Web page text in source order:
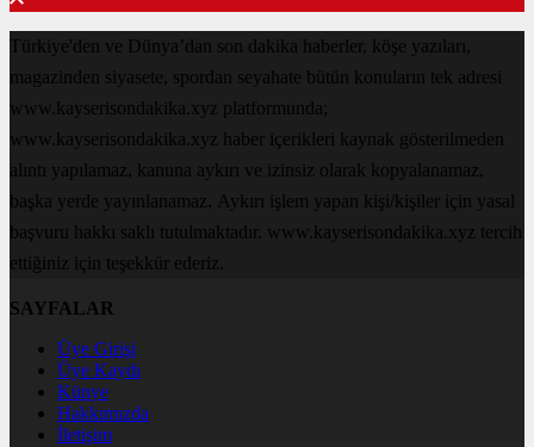
Türkiye'den ve Dünya’dan son dakika haberler, köşe yazıları,
magazinden siyasete, spordan seyahate bütün konuların tek adresi
www.kayserisondakika.xyz platformunda;
www.kayserisondakika.xyz haber içerikleri kaynak gösterilmeden
alıntı yapılamaz, kanuna aykırı ve izinsiz olarak kopyalanamaz,
başka yerde yayınlanamaz. Aykırı işlem yapan kişi/kişiler için yasal
başvuru hakkı saklı tutulmaktadır. www.kayserisondakika.xyz tercih
ettiğiniz için teşekkür ederiz.
SAYFALAR
Üye Girişi
Üye Kaydı
Künye
Hakkımızda
İletişim